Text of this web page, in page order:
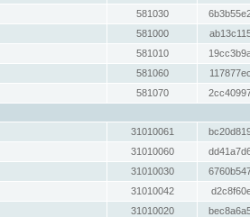
581030
581000
581010
581060
581070
31010061
31010060
31010030
31010042
31010020